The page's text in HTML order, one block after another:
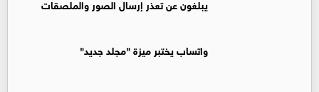
يبلغون عن تعذر إرسال الصور والملصقات
واتساب يختبر ميزة "مجلد جديد"